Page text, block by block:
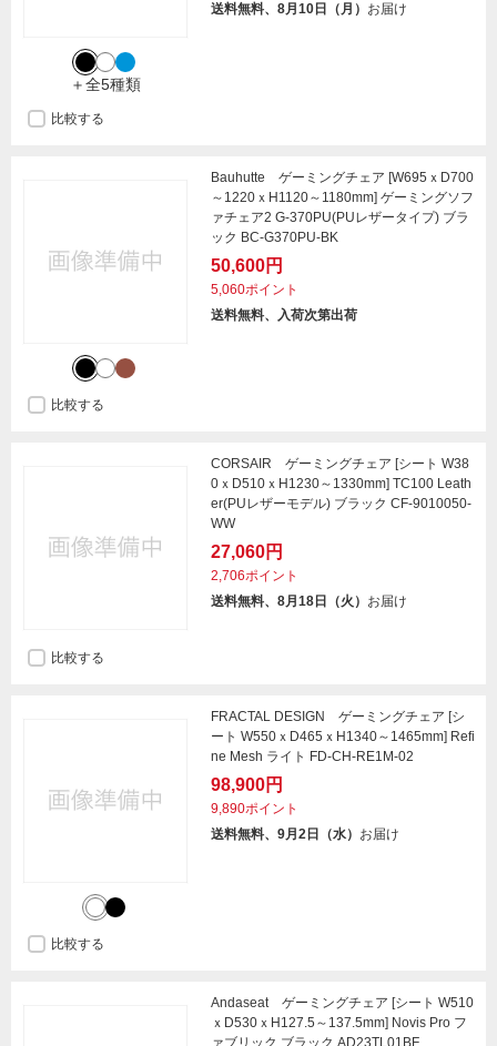
＋全5種類
送料無料、8月10日（月） お届け
比較する
Bauhutte ゲーミングチェア [W695ｘD700
～1220ｘH1120～1180mm] ゲーミングソフ
ァチェア2 G-370PU(PUレザータイプ) ブラ
ック BC-G370PU-BK
50,600円
5,060ポイント
送料無料、入荷次第出荷
比較する
CORSAIR ゲーミングチェア [シート W38
0ｘD510ｘH1230～1330mm] TC100 Leath
er(PUレザーモデル) ブラック CF-9010050-
WW
27,060円
2,706ポイント
送料無料、8月18日（火） お届け
比較する
FRACTAL DESIGN ゲーミングチェア [シ
ート W550ｘD465ｘH1340～1465mm] Refi
ne Mesh ライト FD-CH-RE1M-02
98,900円
9,890ポイント
送料無料、9月2日（水） お届け
比較する
Andaseat ゲーミングチェア [シート W510
ｘD530ｘH127.5～137.5mm] Novis Pro フ
ァブリック ブラック AD23TL01BF